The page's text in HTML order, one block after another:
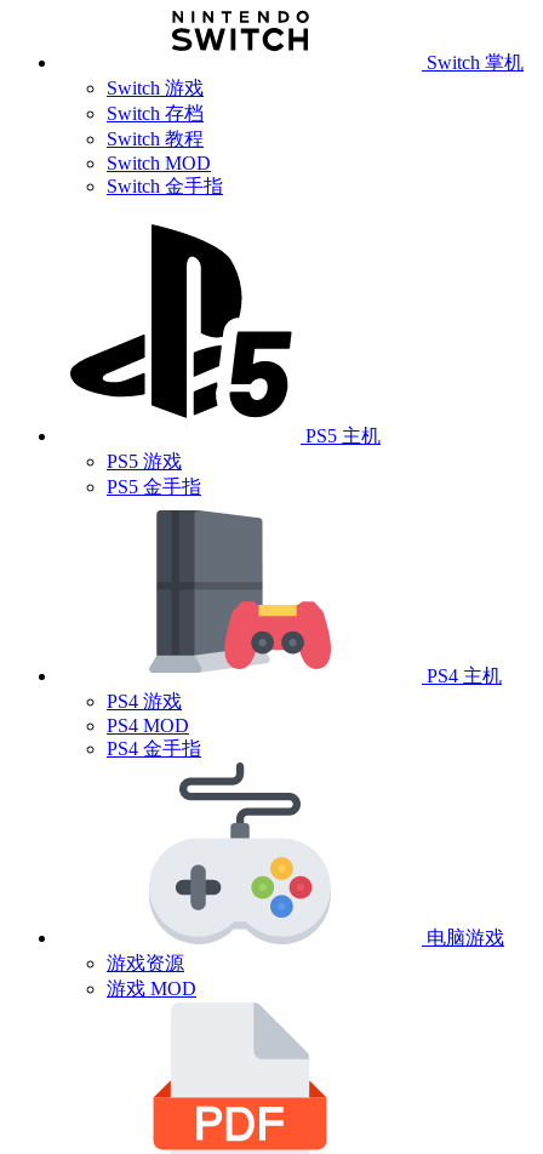
Switch 掌机
Switch 游戏
Switch 存档
Switch 教程
Switch MOD
Switch 金手指
PS5 主机
PS5 游戏
PS5 金手指
PS4 主机
PS4 游戏
PS4 MOD
PS4 金手指
电脑游戏
游戏资源
游戏 MOD